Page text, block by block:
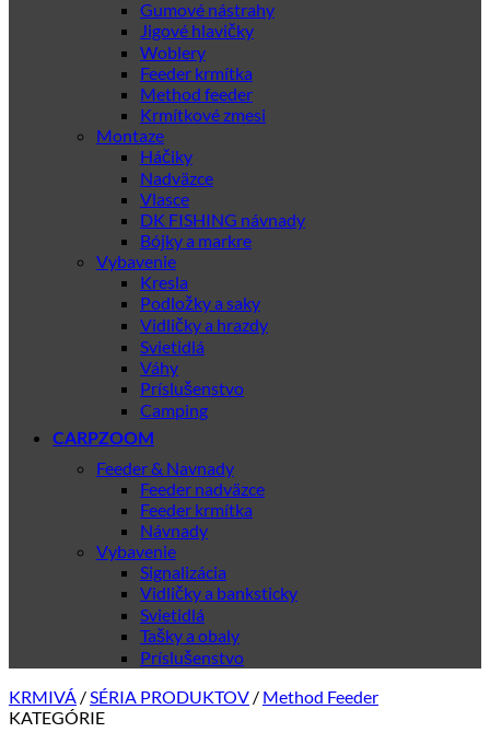
Gumové nástrahy
Jigové hlavičky
Woblery
Feeder krmítka
Method feeder
Krmítkové zmesi
Montaze
Háčiky
Nadväzce
Vlasce
DK FISHING návnady
Bójky a markre
Vybavenie
Kresla
Podložky a saky
Vidličky a hrazdy
Svietidlá
Váhy
Príslušenstvo
Camping
CARPZOOM
Feeder & Navnady
Feeder nadväzce
Feeder krmítka
Návnady
Vybavenie
Signalizácia
Vidličky a banksticky
Svietidlá
Tašky a obaly
Príslušenstvo
KRMIVÁ /SÉRIA PRODUKTOV / Method Feeder
KATEGÓRIE